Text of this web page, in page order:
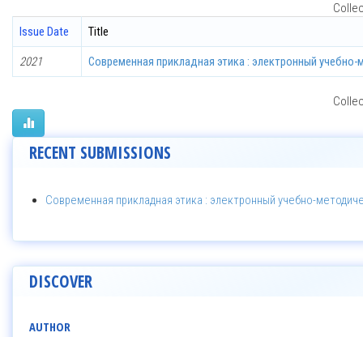
Issue Date
Title
2021 Современная прикладная этика : электронный
RECENT SUBMISSIONS
Современная прикладная этика : электронный учебно-
DISCOVER
AUTHOR